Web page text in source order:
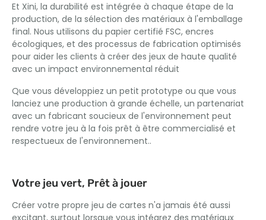
Et Xini, la durabilité est intégrée à chaque étape de la
production, de la sélection des matériaux à l'emballage
final. Nous utilisons du papier certifié FSC, encres
écologiques, et des processus de fabrication optimisés
pour aider les clients à créer des jeux de haute qualité
avec un impact environnemental réduit
Que vous développiez un petit prototype ou que vous
lanciez une production à grande échelle, un partenariat
avec un fabricant soucieux de l'environnement peut
rendre votre jeu à la fois prêt à être commercialisé et
respectueux de l'environnement..
Votre jeu vert, Prêt à jouer
Créer votre propre jeu de cartes n'a jamais été aussi
excitant, surtout lorsque vous intégrez des matériaux